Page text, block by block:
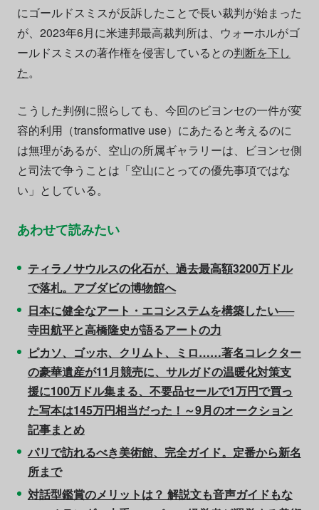
にゴールドスミスが反訴したことで長い裁判が始まった
が、2023年6月に米連邦最高裁判所は、ウォーホルがゴ
ールドスミスの著作権を侵害しているとの判断を下し
た。
こうした判例に照らしても、今回のビヨンセの一件が変
容的利用（transformative use）にあたると考えるのに
は無理があるが、空山の所属ギャラリーは、ビヨンセ側
と司法で争うことは「空山にとっての優先事項ではな
い」としている。
あわせて読みたい
ティラノサウルスの化石が、過去最高額3200万ドル
で落札。アブダビの博物館へ
日本に健全なアート・エコシステムを構築したい──
寺田航平と高橋隆史が語るアートの力
ピカソ、ゴッホ、クリムト、ミロ……著名コレクター
の豪華遺産が11月競売に、サルガドの温暖化対策支
援に100万ドル集まる、不要品セールで1万円で買っ
た写本は145万円相当だった！～9月のオークション
記事まとめ
パリで訪れるべき美術館、完全ガイド。定番から新名
所まで
対話型鑑賞のメリットは？ 解説文も音声ガイドもな